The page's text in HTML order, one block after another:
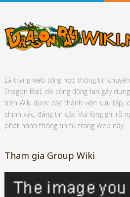
Là trang web tổng hợp thông tin
Dragon Ball, do cộng đồng fan gây
trên Wiki được các thành viên sưu tập,
chính xác, đáng tin cậy. Vui lòng ghi rõ
phát hành thông tin từ trang Web này.
Tham gia Group Wiki